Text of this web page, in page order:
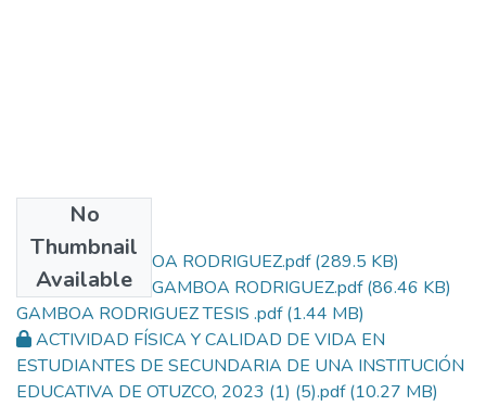
No
Thumbnail
Available
Acta de GAMBOA RODRIGUEZ.pdf(289.5 KB)
Repositorio de GAMBOA RODRIGUEZ.pdf(86.46 KB)
GAMBOA RODRIGUEZ TESIS .pdf(1.44 MB)
ACTIVIDAD FÍSICA Y CALIDAD DE VIDA EN
ESTUDIANTES DE SECUNDARIA DE UNA INSTITUCIÓN
EDUCATIVA DE OTUZCO, 2023 (1) (5).pdf(10.27 MB)